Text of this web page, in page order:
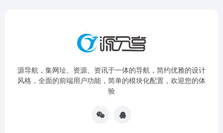
源导航，集网址、资源、资讯于一体的导航，简约优雅的设计
风格，全面的前端用户功能，简单的模块化配置，欢迎您的体
验